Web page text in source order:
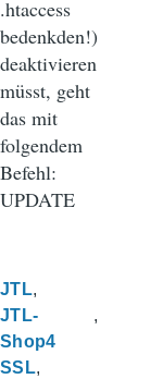
.htaccess
bedenkden!)
deaktivieren
müsst, geht
das mit
folgendem
Befehl:
UPDATE
JTL
JTL-
Shop4
SSL